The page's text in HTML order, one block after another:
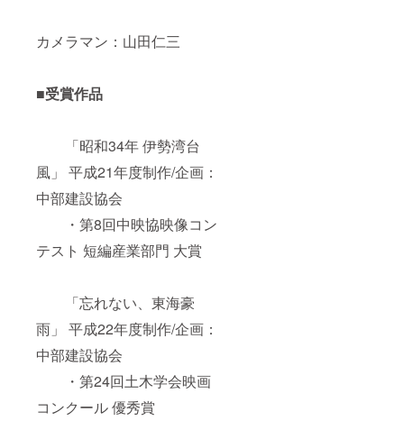
カメラマン：山田仁三
■受賞作品
「昭和34年 伊勢湾台
風」 平成21年度制作/企画：
中部建設協会
・第8回中映協映像コン
テスト 短編産業部門 大賞
「忘れない、東海豪
雨」 平成22年度制作/企画：
中部建設協会
・第24回土木学会映画
コンクール 優秀賞